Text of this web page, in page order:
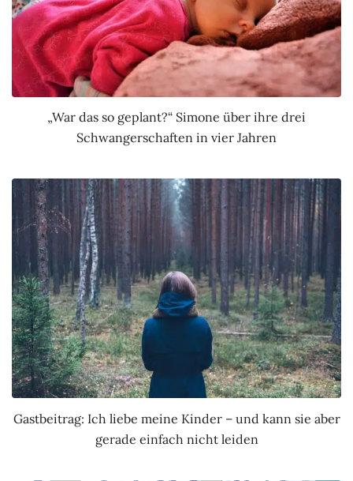
„War das so geplant?“ Simone über ihre drei
Schwangerschaften in vier Jahren
Gastbeitrag: Ich liebe meine Kinder – und kann sie aber
gerade einfach nicht leiden